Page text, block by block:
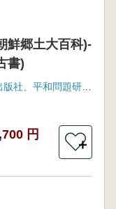
鮮郷土大百科)-
書)
科学百科事典出版社、平和問題研究所
円
＋